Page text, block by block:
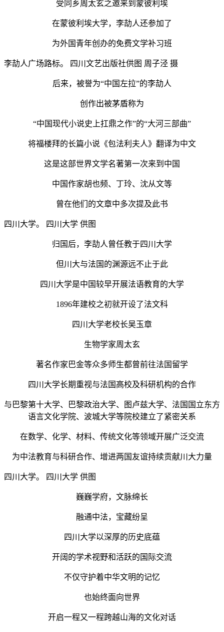
受同乡周太玄之邀来到蒙彼利埃
在蒙彼利埃大学，李劼人还参加了
为外国青年创办的免费文学补习班
李劼人广场路标。 四川文艺出版社供图 周子泾 摄
后来，被誉为“中国左拉”的李劼人
创作出被茅盾称为
“中国现代小说史上扛鼎之作”的“大河三部曲”
将福楼拜的长篇小说《包法利夫人》翻译为中文
这是这部世界文学名著第一次来到中国
中国作家胡也频、丁玲、沈从文等
曾在他们的文章中多次提及此书
四川大学。 四川大学 供图
归国后，李劼人曾任教于四川大学
但川大与法国的渊源远不止于此
四川大学是中国较早开展法语教育的大学
1896年建校之初就开设了法文科
四川大学老校长吴玉章
生物学家周太玄
著名作家巴金等众多师生都曾前往法国留学
四川大学长期重视与法国高校及科研机构的合作
与巴黎第十大学、巴黎政治大学、图卢兹大学、法国国立东方
语言文化学院、波城大学等院校建立了紧密关系
在数学、化学、材料、传统文化等领域开展广泛交流
为中法教育与科研合作、增进两国友谊持续贡献川大力量
四川大学。 四川大学 供图
巍巍学府，文脉绵长
融通中法，宝藏纷呈
四川大学以深厚的历史底蕴
开阔的学术视野和活跃的国际交流
不仅守护着中华文明的记忆
也始终面向世界
开启一程又一程跨越山海的文化对话